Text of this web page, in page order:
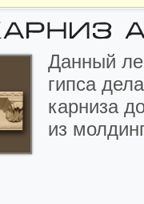
Данный л
гипса
карниза
из